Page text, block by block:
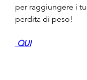
per raggiungere i
perdita di peso!
QUI